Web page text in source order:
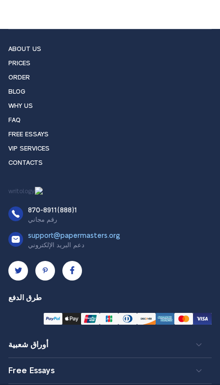
ABOUT US
PRICES
ORDER
BLOG
WHY US
FAQ
FREE ESSAYS
VIP SERVICES
CONTACTS
1(888)870-8911
رقم مجاني
support@papermasters.org
دعم البريد الإلكتروني
طرق الدفع
أوراق شعبية
Free Essays